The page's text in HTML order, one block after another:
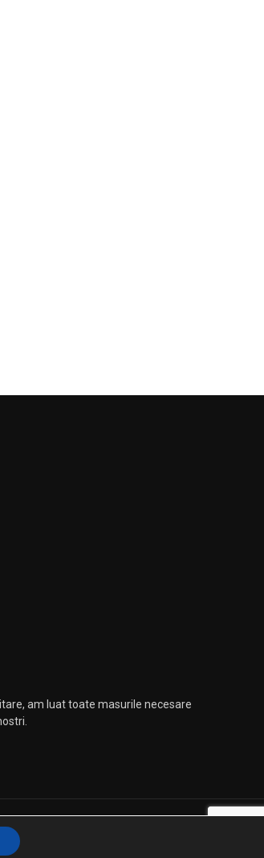
am luat toate masurile necesare